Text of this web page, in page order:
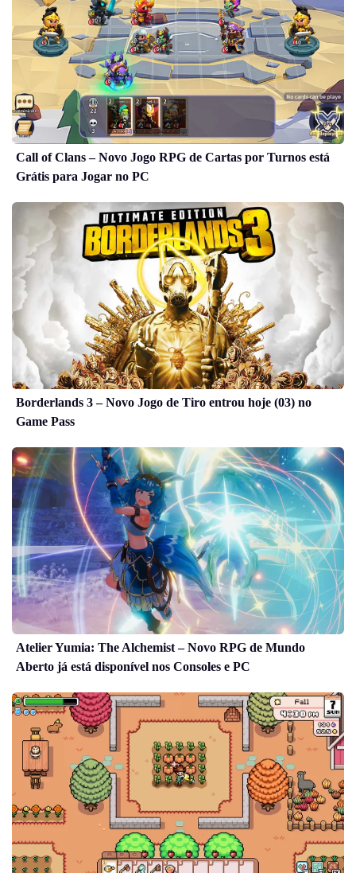
Call of Clans – Novo Jogo RPG de Cartas por Turnos está
Grátis para Jogar no PC
Borderlands 3 – Novo Jogo de Tiro entrou hoje (03) no
Game Pass
Atelier Yumia: The Alchemist – Novo RPG de Mundo
Aberto já está disponível nos Consoles e PC